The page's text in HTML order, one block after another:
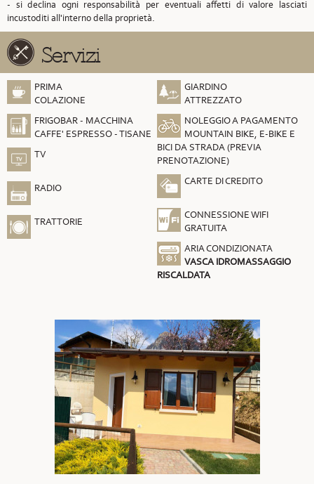
- si declina ogni responsabilità per eventuali affetti di valore lasciati
incustoditi all'interno della proprietà.
Servizi
PRIMA
COLAZIONE
FRIGOBAR - MACCHINA
CAFFE' ESPRESSO - TISANE
TV
RADIO
TRATTORIE
GIARDINO
ATTREZZATO
NOLEGGIO A PAGAMENTO
MOUNTAIN BIKE, E-BIKE E
BICI DA STRADA (PREVIA
PRENOTAZIONE)
CARTE DI CREDITO
CONNESSIONE WIFI
GRATUITA
ARIA CONDIZIONATA
VASCA IDROMASSAGGIO
RISCALDATA